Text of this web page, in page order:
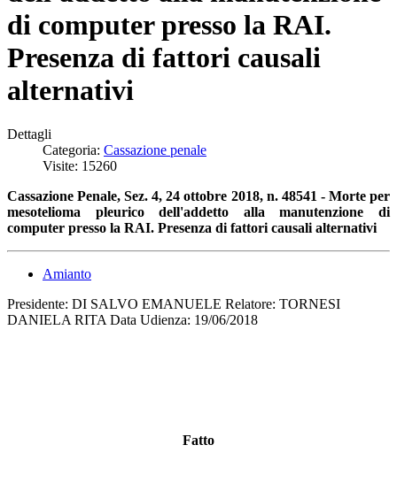
di computer presso la RAI.
Presenza di fattori causali
alternativi
Dettagli
Categoria: Cassazione penale
Visite: 15260
Cassazione Penale, Sez. 4, 24 ottobre 2018, n. 48541 - Morte per
mesotelioma pleurico dell'addetto alla manutenzione di
computer presso la RAI. Presenza di fattori causali alternativi
Amianto
Presidente: DI SALVO EMANUELE Relatore: TORNESI
DANIELA RITA Data Udienza: 19/06/2018
Fatto